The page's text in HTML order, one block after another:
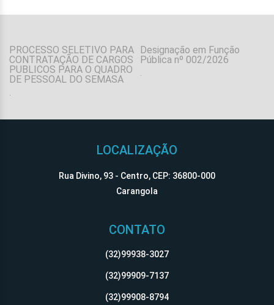
PROCESSO SELETIVO PARA
CONTRATAÇÃO DE CARGOS
PUBLICOS PARA O QUADRO
DE PESSOAL DO SEMASA
Designação em Função
Pública nº 002/2026
LOCALIZAÇÃO
Rua Divino, 93 - Centro, CEP: 36800-000
Carangola
CONTATO
(32)99938-3027
(32)99909-7137
(32)99908-8794